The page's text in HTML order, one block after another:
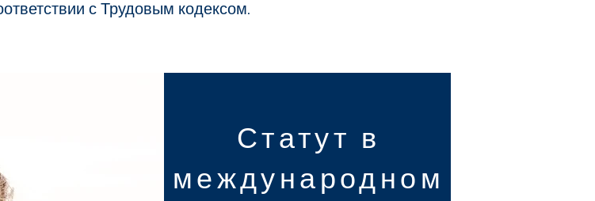
с Трудовым кодексом.
Статут в
международном